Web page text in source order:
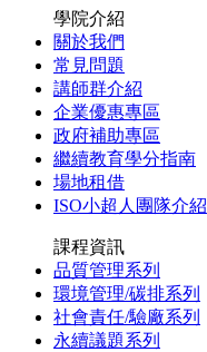
學院介紹
關於我們
常見問題
講師群介紹
企業優惠專區
政府補助專區
繼續教育學分指南
場地租借
ISO小超人團隊介紹
課程資訊
品質管理系列
環境管理/碳排系列
社會責任/驗廠系列
永續議題系列